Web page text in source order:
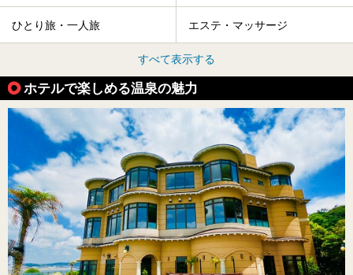
ひとり旅・一人旅 エステ・マッサージ
すべて表示する
ホテルで楽しめる温泉の魅力